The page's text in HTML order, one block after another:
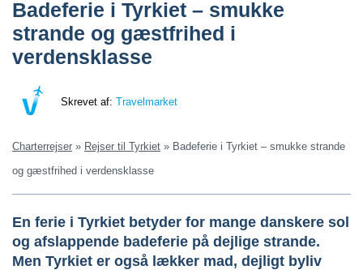
Badeferie i Tyrkiet – smukke
strande og gæstfrihed i
verdensklasse
Skrevet af: Travelmarket
Charterrejser » Rejser til Tyrkiet » Badeferie i Tyrkiet – smukke strande
og gæstfrihed i verdensklasse
En ferie i Tyrkiet betyder for mange danskere sol
og afslappende badeferie på dejlige strande.
Men Tyrkiet er også lækker mad, dejligt byliv